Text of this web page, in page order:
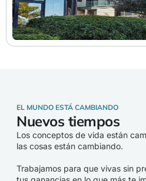
EL MUNDO ESTÁ CAMBIANDO
Nuevos tiempos
Los conceptos de vida están
las cosas están cambiando.
Trabajamos para que vivas sin